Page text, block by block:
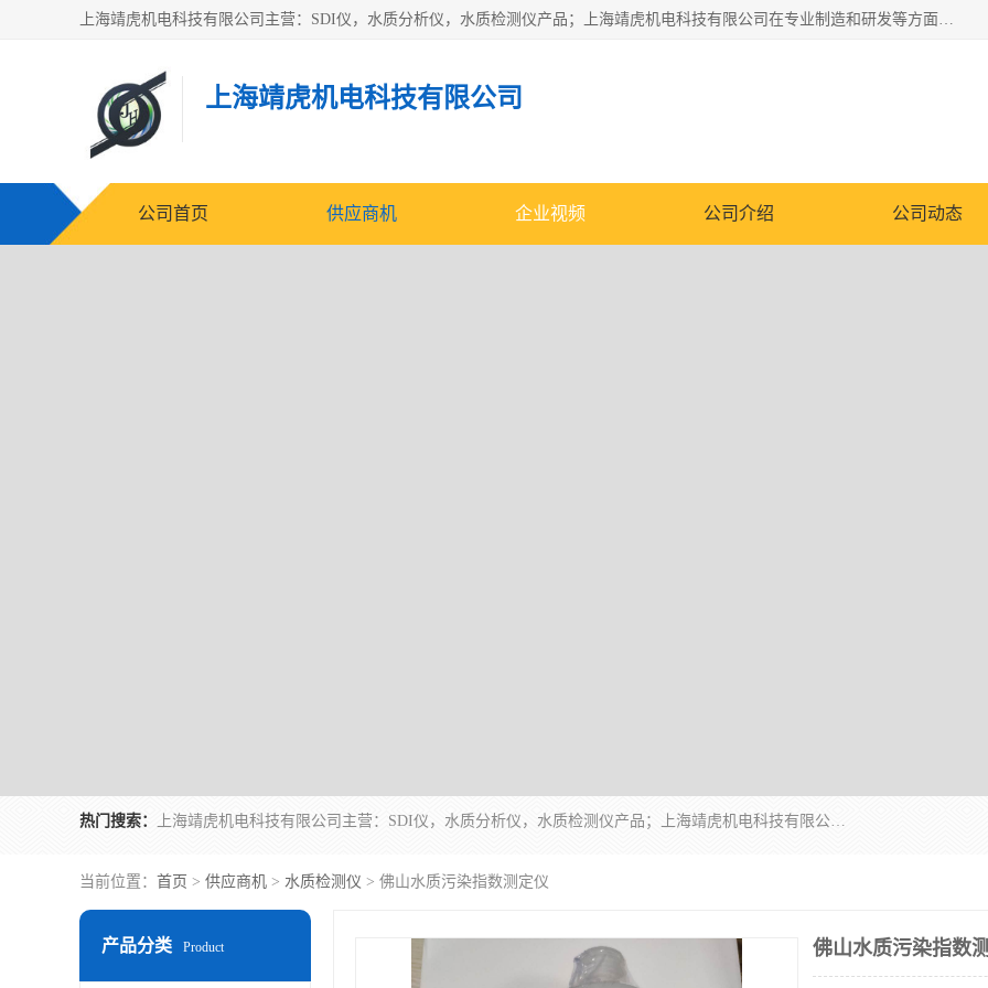
上海靖虎机电科技有限公司主营：SDI仪，水质分析仪，水质检测仪产品；上海靖虎机电科技有限公司在专业制造和研发等方面的强大的平台优势，利用自身在自动化仪表、自控系统及环保监测仪器的专长，以优良的技术，优越的产品质量和良好的服务质量与广大客户真诚合作。
上海靖虎机电科技有限公司
公司首页 供应商机 企业视频 公司介绍 公司动态
热门搜索： 上海靖虎机电科技有限公司主营：SDI仪，水质分析仪，水质检测仪产品；上海靖虎机电科技有限公司在专业制造和研发等方面的强大的平台优势，利用自身在自动化仪表、自控系统及环保监测仪器的专长，以优良的技术，优越的产品质量和良好的服务质量与广大客户真诚合作。
当前位置： 首页 > 供应商机 > 水质检测仪 > 佛山水质污染指数测定仪
产品分类 Product 佛山水质污染指数